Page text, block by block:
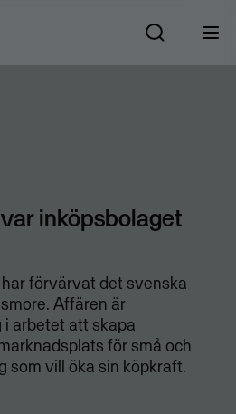
inköpsbolaget
förvärvat det svenska
Affären är
arbetet att skapa
för små och
som vill öka sin köpkraft.